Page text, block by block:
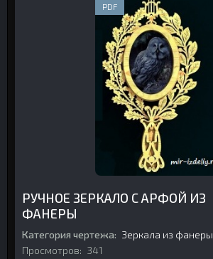
PDF
РУЧНОЕ ЗЕРКАЛО С АРФОЙ ИЗ
ФАНЕРЫ
Категория чертежа: Зеркала из фанеры
Просмотров: 341